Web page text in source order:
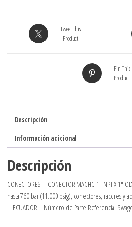
UNILOK
Tweet This
Product
Pin This
Product
Descripción
Información adicional
Descripción
CONECTORES – CONECTOR MACHO 1″ NPT X 1″
hasta 760 bar (11.000 psig), conectores, racores y
– ECUADOR – Número de Parte Referencial